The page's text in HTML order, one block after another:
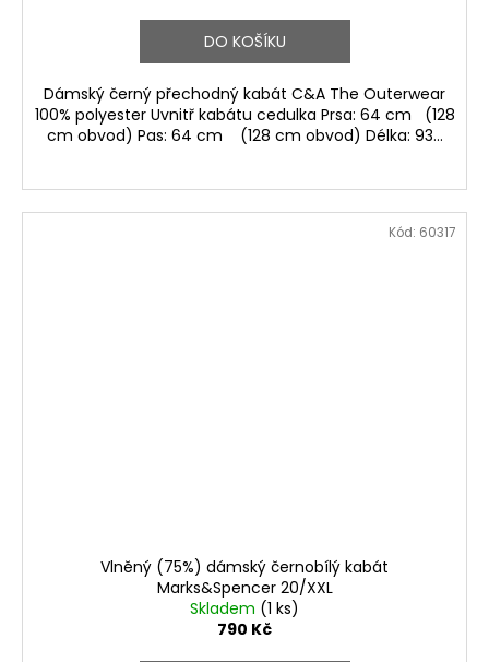
DO KOŠÍKU
Dámský černý přechodný kabát C&A The Outerwear
100% polyester Uvnitř kabátu cedulka Prsa: 64 cm (128
cm obvod) Pas: 64 cm (128 cm obvod) Délka: 93...
Vlněný (75%) dámský černobílý kabát
Marks&Spencer 20/XXL
Skladem (1 ks)
790 Kč
Kód: 60317